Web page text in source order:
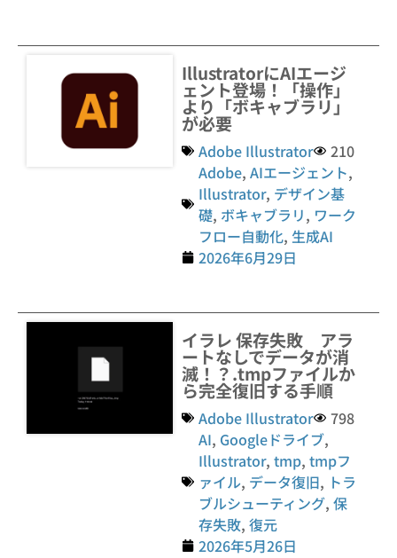
IllustratorにAIエージ
ェント登場！「操作」
より「ボキャブラリ」
が必要
Adobe Illustrator
210
Adobe,AIエージェント,
Illustrator, デザイン基
礎, ボキャブラリ, ワーク
フロー自動化, 生成AI
2026年6月29日
イラレ 保存失敗 アラ
ートなしでデータが消
滅！？.tmpファイルか
ら完全復旧する手順
Adobe Illustrator
798
AI, Googleドライブ,
Illustrator,tmp,tmpフ
ァイル, データ復旧, トラ
ブルシューティング,保
存失敗,復元
2026年5月26日